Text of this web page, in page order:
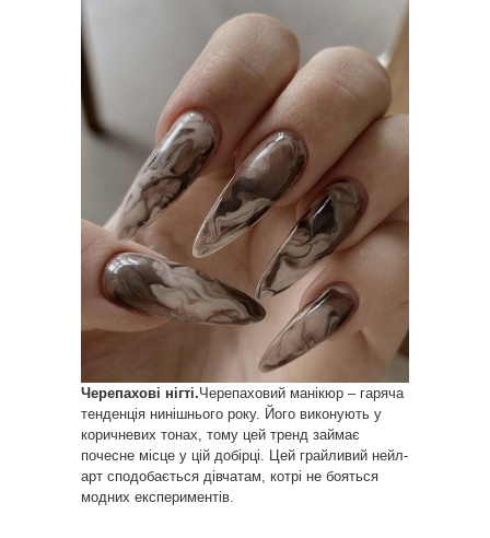
Черепахові нігті.Черепаховий манікюр – гаряча
тенденція нинішнього року. Його виконують у
коричневих тонах, тому цей тренд займає
почесне місце у цій добірці. Цей грайливий нейл-
арт сподобається дівчатам, котрі не бояться
модних експериментів.